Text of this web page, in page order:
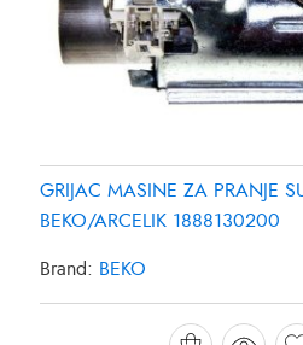
GRIJAC MASINE ZA PRANJE
BEKO/ARCELIK 1888130200
Brand: BEKO